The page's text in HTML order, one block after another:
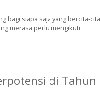
bagi siapa saja yang bercita-cita
merasa perlu mengikuti
di Tahun